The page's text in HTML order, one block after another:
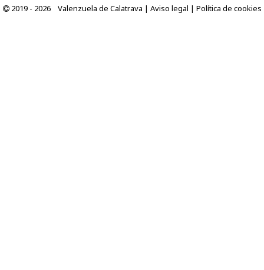
2019 - 2026 Valenzuela de Calatrava | Aviso legal | Política de cookies